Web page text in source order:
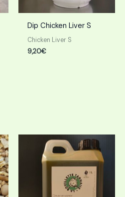
Dip Chicken Liver S
Chicken Liver S
9,20€